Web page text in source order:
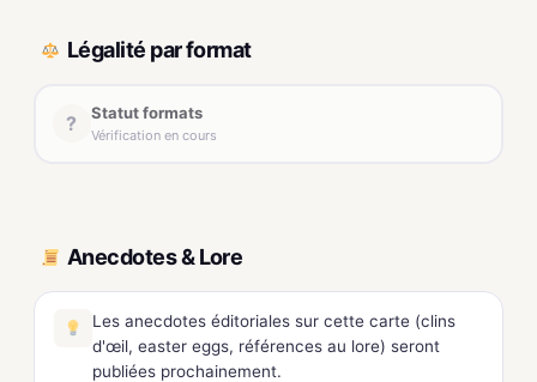
Légalité par format
? Statut formats
Vérification en cours
Anecdotes & Lore
Les anecdotes éditoriales sur cette carte (clins
d'œil, easter eggs, références au lore) seront
publiées prochainement.